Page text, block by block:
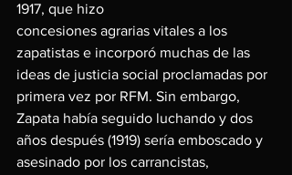
1917, que hizo
concesiones agrarias vitales a los
zapatistas e incorporó muchas de las
ideas de justicia social proclamadas por
primera vez por RFM. Sin embargo,
Zapata había seguido luchando y dos
años después (1919) sería emboscado y
asesinado por los carrancistas,